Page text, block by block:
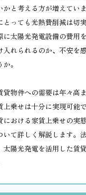
かと考える方が増えてい
とっても光熱費削減は切
に太陽光発電設備の費用
入れられるのか、不安を
。
貸物件への需要は年々高
上乗せは十分に実現可能
における家賃上乗せの実
いて詳しく解説します。
太陽光発電を活用した賃